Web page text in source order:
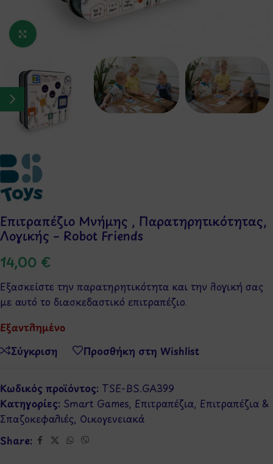
Κάντε κλικ για μεγέθυνση
Επιτραπέζιο Μνήμης , Παρατηρητικότητας,
Λογικής – Robot Friends
14,00 €
Εξασκείστε την παρατηρητικότητα και την λογική σας
με αυτό το διασκεδαστικό επιτραπέζιο.
Εξαντλημένο
Σύγκριση
Προσθήκη στη Wishlist
Κωδικός προϊόντος: TSE-BS.GA399
Κατηγορίες: Smart Games, Επιτραπέζια, Επιτραπέζια &
Σπαζοκεφαλιές, Οικογενειακά
Share: